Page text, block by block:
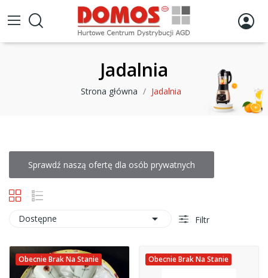
Jadalnia
Strona główna Jadalnia
Sprawdź naszą ofertę dla osób prywatnych
Dostępne  Filtr
Obecnie Brak Na Stanie Obecnie Brak Na Stanie